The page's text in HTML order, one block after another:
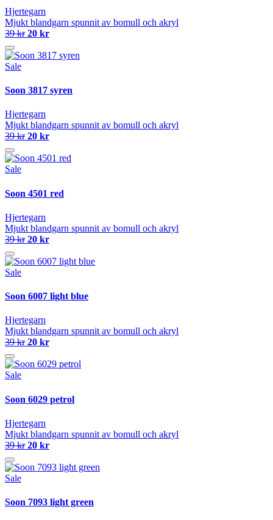
Hjertegarn
Mjukt blandgarn spunnit av bomull och akryl
39 kr 20 kr
Sale
Soon 3817 syren
Hjertegarn
Mjukt blandgarn spunnit av bomull och akryl
39 kr 20 kr
Sale
Soon 4501 red
Hjertegarn
Mjukt blandgarn spunnit av bomull och akryl
39 kr 20 kr
Sale
Soon 6007 light blue
Hjertegarn
Mjukt blandgarn spunnit av bomull och akryl
39 kr 20 kr
Sale
Soon 6029 petrol
Hjertegarn
Mjukt blandgarn spunnit av bomull och akryl
39 kr 20 kr
Sale
Soon 7093 light green